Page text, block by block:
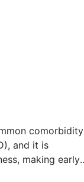
comorbidity
and it is
making early
in BD warranted.